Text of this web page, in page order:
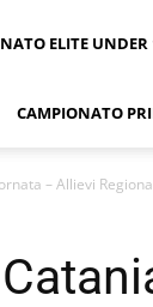
ELITE UNDER
CAMPIONATO
– Allievi